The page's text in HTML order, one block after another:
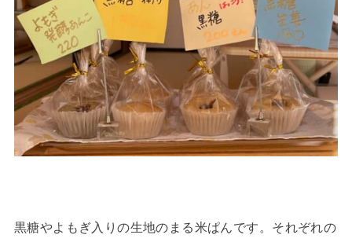
黒糖やよもぎ入りの生地のまる米ぱんです。それぞれの